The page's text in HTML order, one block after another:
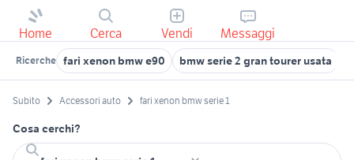
Home Cerca Vendi Messaggi
Ricerche fari xenon bmw e90 bmw serie 2 gran tourer usata
Subito Accessori auto fari xenon bmw serie 1
Cosa cerchi?